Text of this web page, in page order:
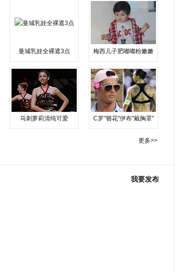
曼城乳娃全裸遮3点 梅西儿子肥嘟嘟粉嫩嫩
马刺萝莉清纯可爱 C罗"簪花"伊布"戴胸罩"
更多>>
我要发布